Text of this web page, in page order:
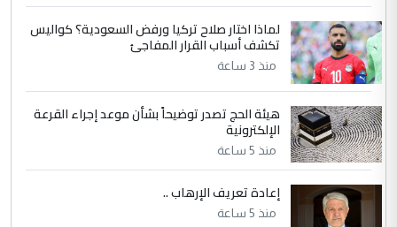
5 عبد الأمير جاسم هليل
التعليق : نحن اباء الطلاب الأوائل على العراق
نتشرف بلقاء السيد احمد الصافي في العتبات
الموضوع :
مكتب السيد احمد الصافي : لا يوجود
لدينا اي حساب على الفيس بوك وتويتر
لماذا اختار صلاح تركيا ورفض السعودية؟ كواليس
تكشف أسباب القرار المفاجئ
منذ 3 ساعة
هيئة الحج تصدر توضيحاً بشأن موعد إجراء القرعة
الإلكترونية
منذ 5 ساعة
إعادة تعريف الإرهاب ..
منذ 5 ساعة